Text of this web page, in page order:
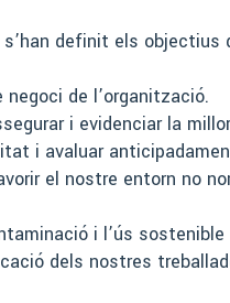
definit els objectius
de l’organització.
i evidenciar la
i avaluar
el nostre entorn no
i l’ús sostenible
dels nostres